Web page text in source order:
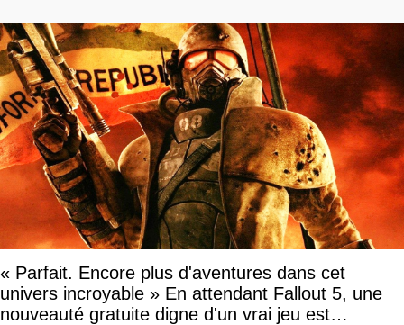
« Parfait. Encore plus d'aventures dans cet
univers incroyable » En attendant Fallout 5, une
nouveauté gratuite digne d'un vrai jeu est